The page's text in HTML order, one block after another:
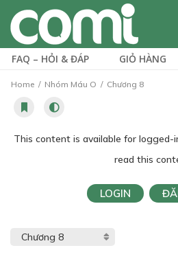
FAQ – HỎI & ĐÁP GIỎ HÀNG
Home Nhóm Máu O Chương 8
This content is available for logged-
read this
LOGIN